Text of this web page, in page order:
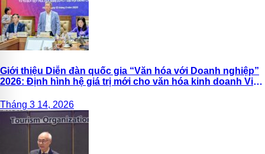
Giới thiệu Diễn đàn quốc gia “Văn hóa với Doanh nghiệp”
2026: Định hình hệ giá trị mới cho văn hóa kinh doanh Việt
Tháng 3 14, 2026